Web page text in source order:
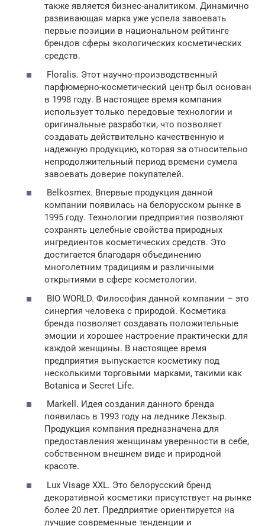
также является бизнес-аналитиком. Динамично
развивающая марка уже успела завоевать
первые позиции в национальном рейтинге
брендов сферы экологических косметических
средств.
Floralis. Этот научно-производственный
парфюмерно-косметический центр был основан
в 1998 году. В настоящее время компания
использует только передовые технологии и
оригинальные разработки, что позволяет
создавать действительно качественную и
надежную продукцию, которая за относительно
непродолжительный период времени сумела
завоевать доверие покупателей.
Belkosmex. Впервые продукция данной
компании появилась на белорусском рынке в
1995 году. Технологии предприятия позволяют
сохранять целебные свойства природных
ингредиентов косметических средств. Это
достигается благодаря объединению
многолетним традициям и различными
открытиями в сфере косметологии.
BIO WORLD. Философия данной компании – это
синергия человека с природой. Косметика
бренда позволяет создавать положительные
эмоции и хорошее настроение практически для
каждой женщины. В настоящее время
предприятия выпускается косметику под
несколькими торговыми марками, такими как
Botanica и Secret Life.
Markell. Идея создания данного бренда
появилась в 1993 году на леднике Лекзыр.
Продукция компания предназначена для
предоставления женщинам уверенности в себе,
собственном внешнем виде и природной
красоте.
Lux Visage XXL. Это белорусский бренд
декоративной косметики присутствует на рынке
более 20 лет. Предприятие ориентируется на
лучшие современные тенденции и